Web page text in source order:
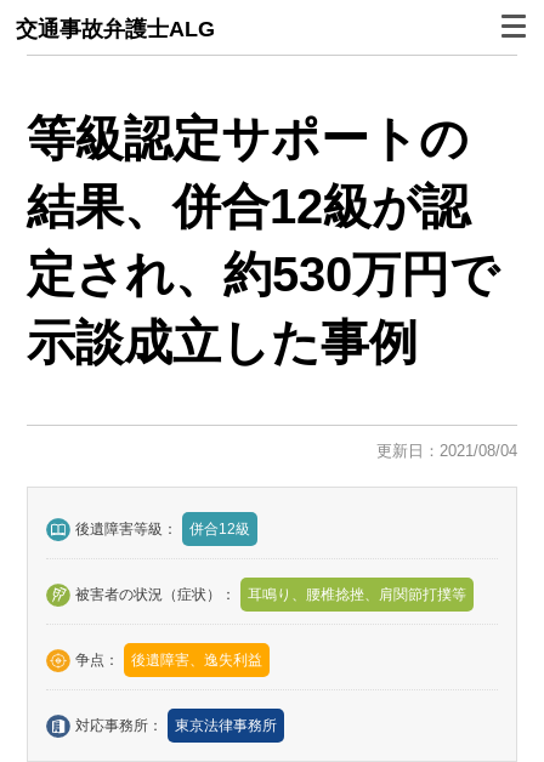
交通事故弁護士ALG
等級認定サポートの
結果、併合12級が認
定され、約530万円で
示談成立した事例
更新日：2021/08/04
後遺障害等級： 併合12級
被害者の状況（症状）： 耳鳴り、腰椎捻挫、肩関節打撲等
争点： 後遺障害、逸失利益
対応事務所： 東京法律事務所